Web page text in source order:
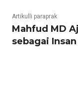
Artikulli paraprak
Mahfud MD
sebagai